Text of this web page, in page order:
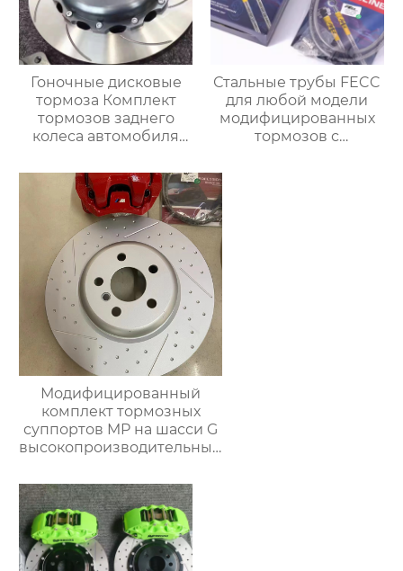
Гоночные дисковые
тормоза Комплект
тормозов заднего
колеса автомобиля
E39 E39 E46 E90 E91
E92
Стальные трубы FECC
для любой модели
модифицированных
тормозов с
трубок, модернизация
Модифицированный
комплект тормозных
суппортов MP на шасси G
высокопроизводительный
тормозов тормозной
суппорт для BMW серии
g38 g30 g12 g02